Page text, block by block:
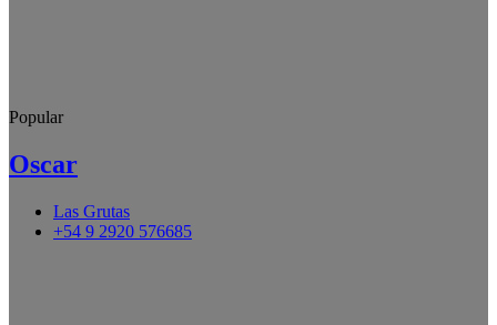
Popular
Oscar
Las Grutas
+54 9 2920 576685